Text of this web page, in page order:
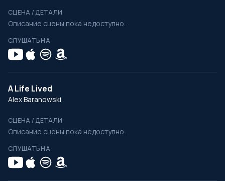
СЦЕНА / ДЕТАЛИ
Описание сцены пока недоступно.
СЛУШАТЬ НА
A Life Lived
Alex Baranowski
СЦЕНА / ДЕТАЛИ
Описание сцены пока недоступно.
СЛУШАТЬ НА